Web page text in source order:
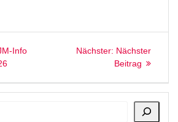
Info
Nächster: Nächster
Beitrag:
Nächster
Beitrag